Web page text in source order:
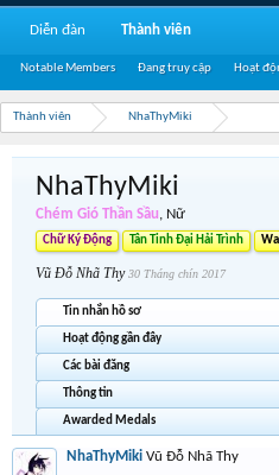
Thành viên NhaThyMiki
NhaThyMiki
Chém Gió Thần Sầu, Nữ
Chữ Ký Động Tân Tinh Đại Hải Trình
Vũ Đỗ Nhã Thy30 Tháng chín 2017
Tin nhắn hồ sơ
Hoạt động gần đây
Các bài đăng
Thông tin
Awarded Medals
NhaThyMiki Vũ Đỗ Nhã Thy
Diễn đàn Thành viên
Notable Members Đang truy cập Hoạt